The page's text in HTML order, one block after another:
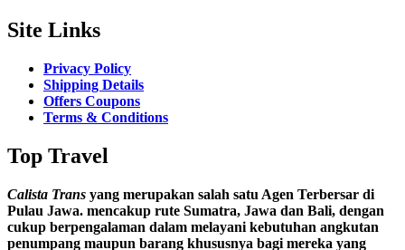
Site Links
Privacy Policy
Shipping Details
Offers Coupons
Terms & Conditions
Top Travel
Calista Trans yang merupakan salah satu Agen Terbersar di
Pulau Jawa. mencakup rute Sumatra, Jawa dan Bali, dengan
cukup berpengalaman dalam melayani kebutuhan angkutan
penumpang maupun barang khususnya bagi mereka yang